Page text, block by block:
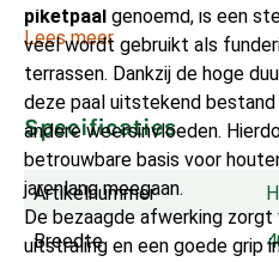
piketpaal genoemd, is een
veel wordt gebruikt als
terrassen. Dankzij de hoge
deze paal uitstekend
andere weersinvloeden.
betrouwbare basis voor
jarenlang meegaan.
De bezaagde afwerking zorgt
uitstraling en een goede grip
Lees meer
Specificaties
Artikelnummer
Breedte